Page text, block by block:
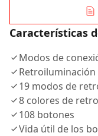
Características
Modos de
Retroiluminación
19 modos de
8 colores de
108 botones
Vida útil de los